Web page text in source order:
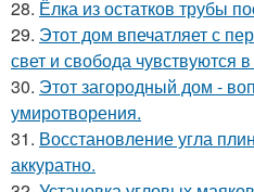
28. Ёлка из остатков трубы
29. Этот дом впечатляет с
свет и свобода чувствуются
30. Этот загородный дом -
умиротворения.
31. Восстановление угла
аккуратно.